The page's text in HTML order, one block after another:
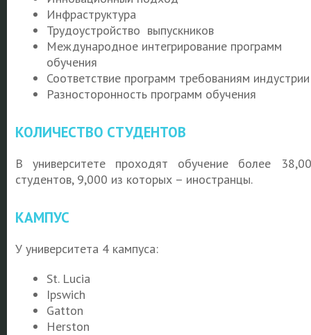
Инфраструктура
Трудоустройство выпускников
Международное интегрирование программ
обучения
Соответствие программ требованиям индустрии
Разносторонность программ обучения
КОЛИЧЕСТВО СТУДЕНТОВ
В университете проходят обучение более
студентов, 9,000 из которых – иностранцы.
КАМПУС
У университета 4 кампуса:
St. Lucia
Ipswich
Gatton
Herston